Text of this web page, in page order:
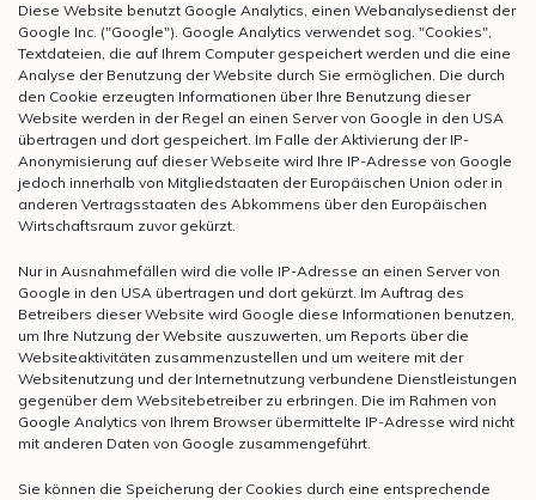
Diese Website benutzt Google Analytics, einen Webanalysedienst der
Google Inc. ("Google"). Google Analytics verwendet sog. "Cookies",
Textdateien, die auf Ihrem Computer gespeichert werden und die eine
Analyse der Benutzung der Website durch Sie ermöglichen. Die durch
den Cookie erzeugten Informationen über Ihre Benutzung dieser
Website werden in der Regel an einen Server von Google in den USA
übertragen und dort gespeichert. Im Falle der Aktivierung der IP-
Anonymisierung auf dieser Webseite wird Ihre IP-Adresse von Google
jedoch innerhalb von Mitgliedstaaten der Europäischen Union oder in
anderen Vertragsstaaten des Abkommens über den Europäischen
Wirtschaftsraum zuvor gekürzt.
Nur in Ausnahmefällen wird die volle IP-Adresse an einen Server von
Google in den USA übertragen und dort gekürzt. Im Auftrag des
Betreibers dieser Website wird Google diese Informationen benutzen,
um Ihre Nutzung der Website auszuwerten, um Reports über die
Websiteaktivitäten zusammenzustellen und um weitere mit der
Websitenutzung und der Internetnutzung verbundene Dienstleistungen
gegenüber dem Websitebetreiber zu erbringen. Die im Rahmen von
Google Analytics von Ihrem Browser übermittelte IP-Adresse wird nicht
mit anderen Daten von Google zusammengeführt.
Sie können die Speicherung der Cookies durch eine entsprechende